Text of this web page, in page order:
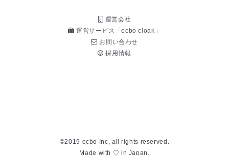
運営会社
運営サービス「ecbo cloak」
お問い合わせ
採用情報
©2019 ecbo Inc, all rights reserved.
Made with ♡ in Japan.